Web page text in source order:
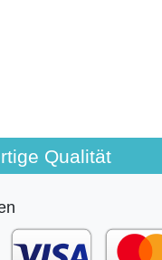
Qualität